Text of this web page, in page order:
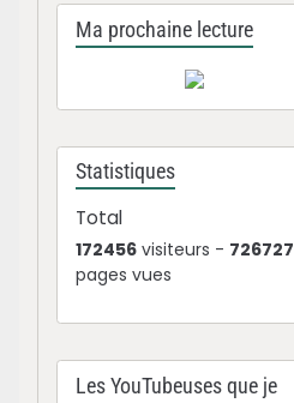
Ma prochaine lecture
Statistiques
Total
172456 visiteurs - 726727
pages vues
Les YouTubeuses que je